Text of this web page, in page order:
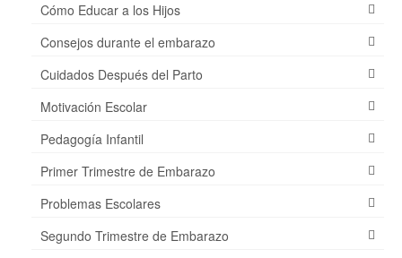
Cómo Educar a los Hijos
Consejos durante el embarazo
Cuidados Después del Parto
Motivación Escolar
Pedagogía Infantil
Primer Trimestre de Embarazo
Problemas Escolares
Segundo Trimestre de Embarazo